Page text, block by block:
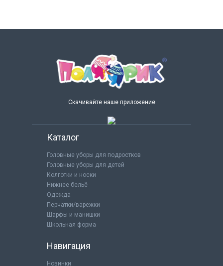
Скачивайте наше приложение
Каталог
Головные уборы для подростков
Головные уборы для детей
Колготки и носки
Нижнее бельё
Одежда
Перчатки/варежки
Шарфы и манишки
Школьная форма
Навигация
Новинки